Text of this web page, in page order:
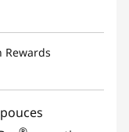
Rewards